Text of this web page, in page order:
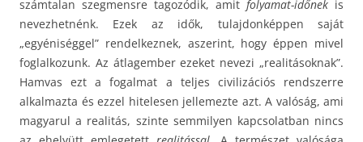
számtalan szegmensre tagozódik, amit folyamat-időnek is
nevezhetnénk. Ezek az idők, tulajdonképpen saját
„egyéniséggel” rendelkeznek, aszerint, hogy éppen mivel
foglalkozunk. Az átlagember ezeket nevezi „realitásoknak”.
Hamvas ezt a fogalmat a teljes civilizációs rendszerre
alkalmazta és ezzel hitelesen jellemezte azt. A valóság, ami
magyarul a realitás, szinte semmilyen kapcsolatban nincs